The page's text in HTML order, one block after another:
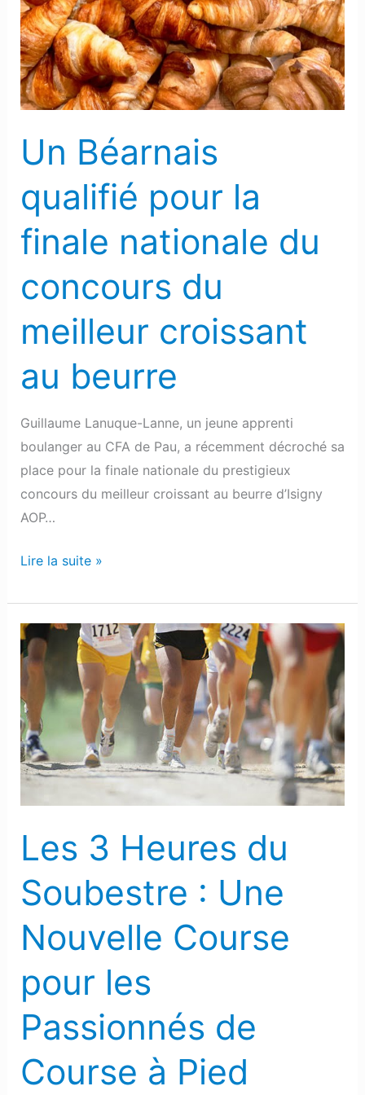
Un Béarnais
qualifié pour la
finale nationale du
concours du
meilleur croissant
au beurre
Guillaume Lanuque-Lanne, un jeune apprenti
boulanger au CFA de Pau, a récemment décroché sa
place pour la finale nationale du prestigieux
concours du meilleur croissant au beurre d’Isigny
AOP…
pour
la
finale
nationale
du
croissant
beurre
Lire la suite »
Les 3 Heures du
Soubestre : Une
Nouvelle Course
pour les
Passionnés de
Course à Pied
Les
3
Heures
du
Soubestre
:
Une
pour
Passionnés
Course
Pied